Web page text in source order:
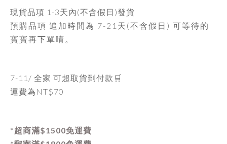
現貨品項 1-3天內(不含假日)發貨
預購品項 追加時間為 7-21天 (不含假日) 可等待的
寶寶再下單唷。
7-11/ 全家 可超取貨到付款🛒
運費為 NT$70
*超商滿$1500免運費